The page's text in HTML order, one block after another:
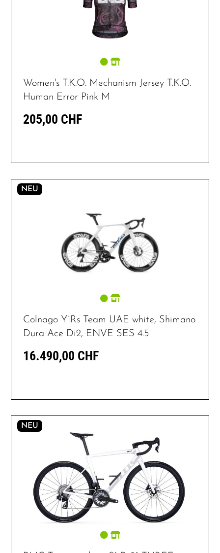
Women's T.K.O. Mechanism Jersey T.K.O.
Human Error Pink M
205,00 CHF
NEU
Colnago Y1Rs Team UAE white, Shimano
Dura Ace Di2, ENVE SES 4.5
16.490,00 CHF
NEU